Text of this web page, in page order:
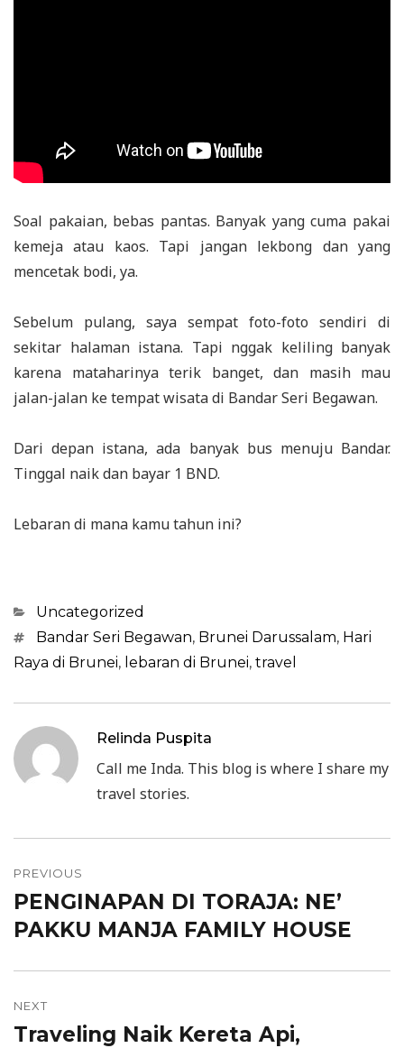
Soal pakaian, bebas pantas. Banyak yang cuma pakai
kemeja atau kaos. Tapi jangan lekbong dan yang
mencetak bodi, ya.
Sebelum pulang, saya sempat foto-foto sendiri di
sekitar halaman istana. Tapi nggak keliling banyak
karena mataharinya terik banget, dan masih mau
jalan-jalan ke tempat wisata di Bandar Seri Begawan.
Dari depan istana, ada banyak bus menuju Bandar.
Tinggal naik dan bayar 1 BND.
Lebaran di mana kamu tahun ini?
Categories
Uncategorized
TagsBandar Seri Begawan, Brunei Darussalam, Hari
Raya di Brunei, lebaran di Brunei, travel
Relinda Puspita
Call me Inda. This blog is where I share my
travel stories.
Post
navigation
PREVIOUS
Previous
post:
PENGINAPAN DI TORAJA: NE’
PAKKU MANJA FAMILY HOUSE
NEXT
Next
Traveling Naik Kereta Api,